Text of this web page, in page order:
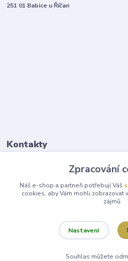
251 01 Babice u Říčan
Kontakty
+420 731 153 092
Vytvořeno na
Zpracování
Náš e-shop a partneři potřebují Váš
cookies, aby Vám mohli zobrazovat
zájmů.
Nastavení
Souhlas můžete